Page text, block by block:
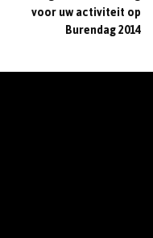
voor uw activiteit op
Burendag 2014